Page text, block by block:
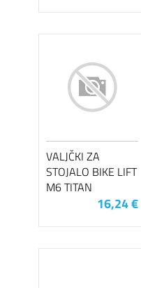
VALJČKI ZA
STOJALO BIKE LIFT
M6 TITAN
16,24 €